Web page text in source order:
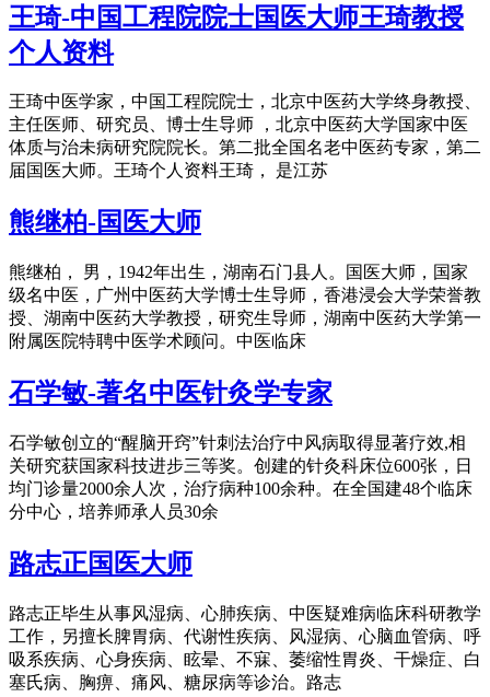
王琦-中国工程院院士国医大师王琦教授
个人资料
王琦中医学家，中国工程院院士，北京中医药大学终身教授、
主任医师、研究员、博士生导师 ，北京中医药大学国家中医
体质与治未病研究院院长。第二批全国名老中医药专家，第二
届国医大师。王琦个人资料王琦， 是江苏
熊继柏-国医大师
熊继柏， 男，1942年出生，湖南石门县人。国医大师，国家
级名中医，广州中医药大学博士生导师，香港浸会大学荣誉教
授、湖南中医药大学教授，研究生导师，湖南中医药大学第一
附属医院特聘中医学术顾问。中医临床
石学敏-著名中医针灸学专家
石学敏创立的“醒脑开窍”针刺法治疗中风病取得显著疗效,相
关研究获国家科技进步三等奖。创建的针灸科床位600张，日
均门诊量2000余人次，治疗病种100余种。在全国建48个临床
分中心，培养师承人员30余
路志正国医大师
路志正毕生从事风湿病、心肺疾病、中医疑难病临床科研教学
工作，另擅长脾胃病、代谢性疾病、风湿病、心脑血管病、呼
吸系疾病、心身疾病、眩晕、不寐、萎缩性胃炎、干燥症、白
塞氏病、胸痹、痛风、糖尿病等诊治。路志